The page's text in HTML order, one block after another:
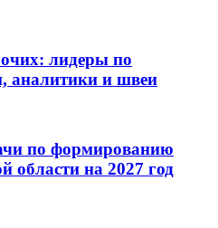
лидеры по
аналитики и швеи
по формированию
области на 2027 год